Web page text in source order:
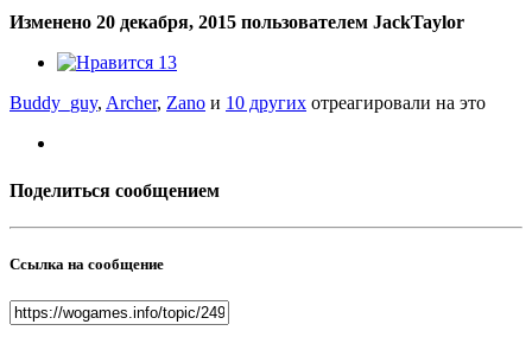
Изменено 20 декабря, 2015 пользователем JackTaylor
13
Buddy_guy, Archer, Zano и 10 других отреагировали на это
Поделиться сообщением
Ссылка на сообщение